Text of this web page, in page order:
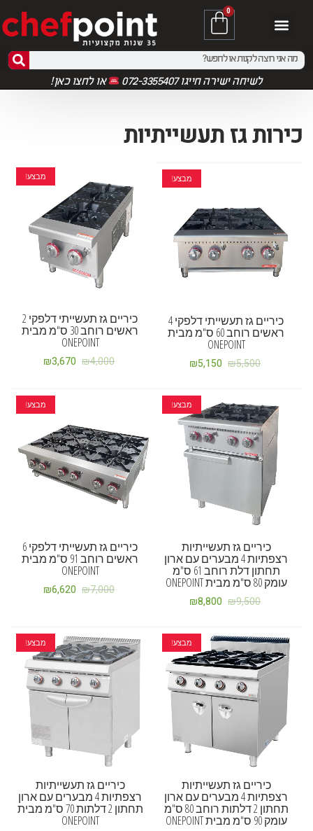
0
לשיחה ישירה חייגו 072-3355407 אולחצו כאן!
כירות גז תעשייתיות
מבצע!
כיריים גז תעשייתי דלפקי 2
ראשים רוחב 30 ס"מ מבית
ONEPOINT
₪4,000
₪3,670
מבצע!
כיריים גז תעשייתי דלפקי 4
ראשים רוחב 60 ס"מ מבית
ONEPOINT
₪5,500
₪5,150
מבצע!
כיריים גז תעשייתי דלפקי 6
ראשים רוחב 91 ס"מ מבית
ONEPOINT
₪7,000
₪6,620
מבצע!
כיריים גז תעשייתיות
רצפתיות 4 מבערים עם ארון
תחתון דלת רוחב 61 ס"מ
עומק 80 ס"מ מבית ONEPOINT
₪9,500
₪8,800
מבצע!
כיריים גז תעשייתיות
רצפתיות 4 מבערים עם ארון
תחתון 2 דלתות 70 ס"מ מבית
ONEPOINT
מבצע!
כיריים גז תעשייתיות
רצפתיות 4 מבערים עם ארון
תחתון 2 דלתות רוחב 80 ס"מ
עומק 90 ס"מ מבית ONEPOINT